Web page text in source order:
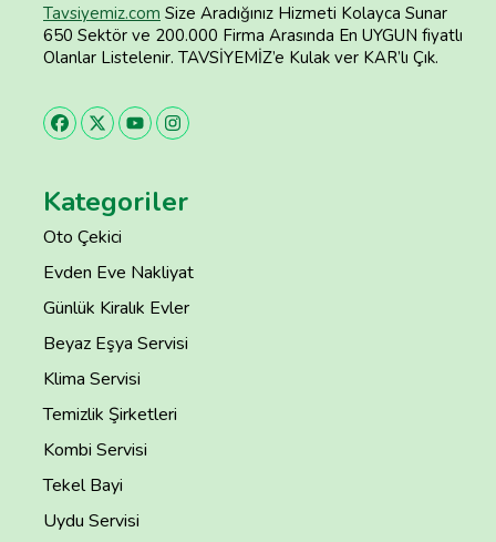
Tavsiyemiz.com Size Aradığınız Hizmeti Kolayca Sunar
650 Sektör ve 200.000 Firma Arasında En UYGUN fiyatlı
Olanlar Listelenir. TAVSİYEMİZ’e Kulak ver KAR’lı Çık.
Kategoriler
Oto Çekici
Evden Eve Nakliyat
Günlük Kiralık Evler
Beyaz Eşya Servisi
Klima Servisi
Temizlik Şirketleri
Kombi Servisi
Tekel Bayi
Uydu Servisi